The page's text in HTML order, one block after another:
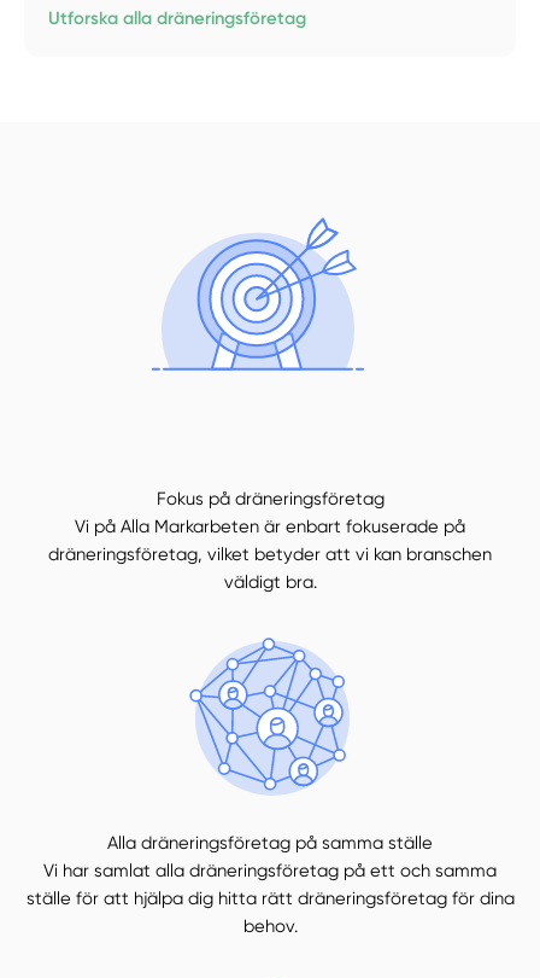
Utforska alla dräneringsföretag
Fokus på dräneringsföretag
Vi på Alla Markarbeten är enbart fokuserade på
dräneringsföretag, vilket betyder att vi kan branschen
väldigt bra.
Alla dräneringsföretag på samma ställe
Vi har samlat alla dräneringsföretag på ett och samma
ställe för att hjälpa dig hitta rätt dräneringsföretag för dina
behov.